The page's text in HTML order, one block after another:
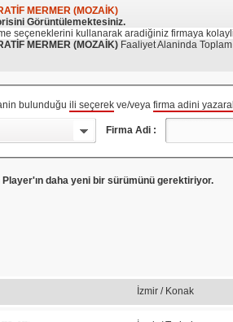
MERMER (MOZAİK)
Görüntülemektesiniz.
seçeneklerini kullanarak aradiğiniz firmaya
MERMER (MOZAİK) Faaliyet Alaninda
bulunduğu ili seçerek ve/veya firma adini
Firma Adi :
daha yeni bir sürümünü gerektiriyor.
İzmir / Konak